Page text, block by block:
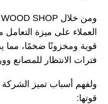
العملاء على ميزة
قوية ومخزونًا ضخمًا، مما
فترات الانتظار للمصانع
ولفهم أسباب تميز
قوتها: